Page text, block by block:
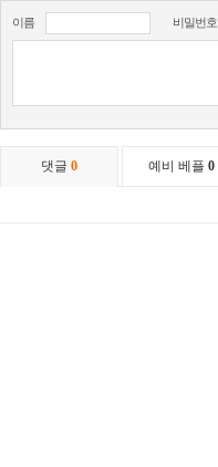
이름 비밀번호
댓글 0 예비 베플 0